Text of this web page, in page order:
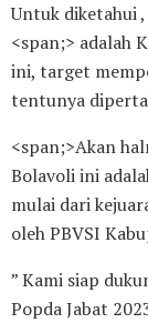
Untuk diketahui
<span;> adalah
ini, target
tentunya
<span;>Akan
Bolavoli ini
mulai dari
oleh PBVSI
” Kami siap
Popda Jabat